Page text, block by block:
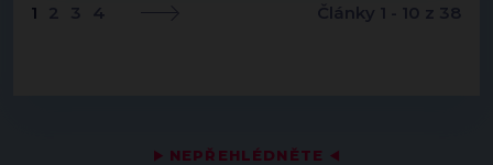
▶ NEPŘEHLÉDNĚTE ◀
1 2 3 4 Články 1 - 10 z 38